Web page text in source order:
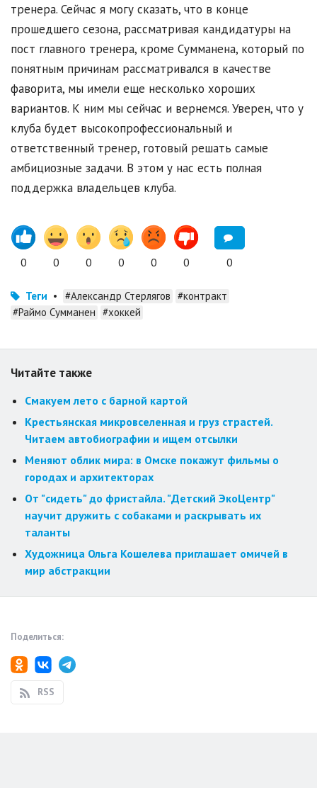
тренера. Сейчас я могу сказать, что в конце
прошедшего сезона, рассматривая кандидатуры на
пост главного тренера, кроме Сумманена, который по
понятным причинам рассматривался в качестве
фаворита, мы имели еще несколько хороших
вариантов. К ним мы сейчас и вернемся. Уверен, что у
клуба будет высокопрофессиональный и
ответственный тренер, готовый решать самые
амбициозные задачи. В этом у нас есть полная
поддержка владельцев клуба.
0 0 0 0 0 0 0
Теги • #Александр Стерлягов #контракт
#Раймо Сумманен #хоккей
Читайте также
Смакуем лето с барной картой
Крестьянская микровселенная и груз страстей.
Читаем автобиографии и ищем отсылки
Меняют облик мира: в Омске покажут фильмы о
городах и архитекторах
От "сидеть" до фристайла. "Детский ЭкоЦентр"
научит дружить с собаками и раскрывать их
таланты
Художница Ольга Кошелева приглашает омичей в
мир абстракции
Поделиться:
RSS